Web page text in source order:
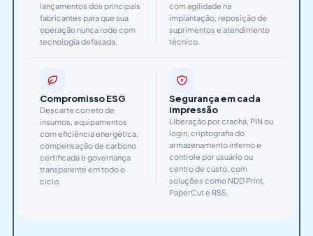
lançamentos dos principais
fabricantes para que sua
operação nunca rode com
tecnologia defasada.
com agilidade na
implantação, reposição de
suprimentos e atendimento
técnico.
Compromisso ESG
Descarte correto de
insumos, equipamentos
com eficiência energética,
compensação de carbono
certificada e governança
transparente em todo o
ciclo.
Segurança em cada
impressão
Liberação por crachá, PIN ou
login, criptografia do
armazenamento interno e
controle por usuário ou
centro de custo, com
soluções como NDD Print,
PaperCut e RSS.